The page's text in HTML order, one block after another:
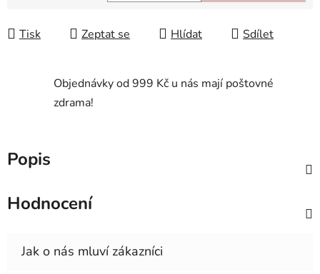
Tisk Zeptat se Hlídat Sdílet
Objednávky od 999 Kč u nás mají poštovné
zdrama!
Popis
Hodnocení